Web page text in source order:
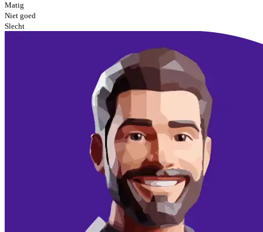
Matig
Niet goed
Slecht